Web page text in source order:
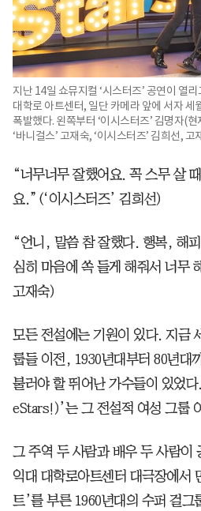
지난 14일 쇼뮤지컬 ‘시스터즈’ 공연이 열
대학로 아트센터, 일단 카메라 앞에 서자 세
폭발했다. 왼쪽부터 ‘이시스터즈’ 김명자(
‘바니걸스’ 고재숙, ‘이시스터즈’ 김희선,
“너무너무 잘했어요. 꼭 스무 살
요.”(‘이시스터즈’ 김희선)
“언니, 말씀 참 잘했다. 행복, 해
심히 마음에 쏙 들게 해줘서 너무
고재숙)
모든 전설에는 기원이 있다. 지금
룹들 이전, 1930년대부터 80년대
불러야 할 뛰어난 가수들이 있었
eStars!)’는 그 전설적 여성 그룹
그 주역 두 사람과 배우 두 사람이
익대 대학로아트센터 대극장에서
트’를 부른 1960년대의 수퍼 걸그